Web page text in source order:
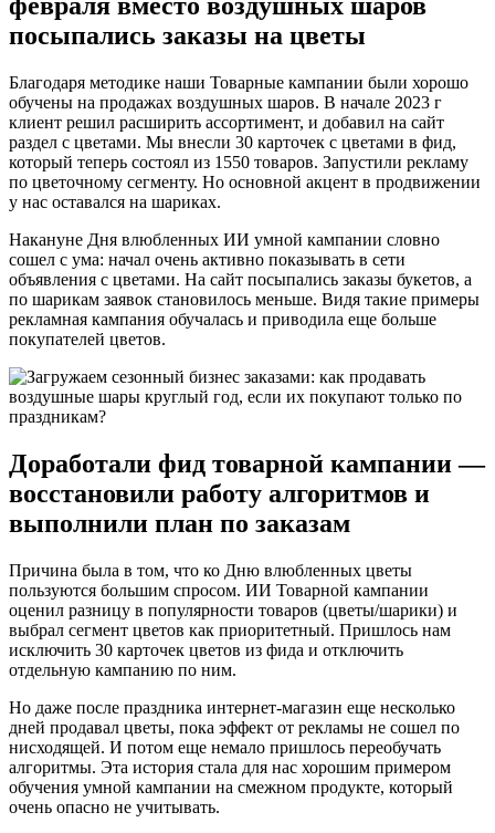
посыпались заказы на цветы
Благодаря методике наши Товарные кампании были хорошо
обучены на продажах воздушных шаров. В начале 2023 г
клиент решил расширить ассортимент, и добавил на сайт
раздел с цветами. Мы внесли 30 карточек с цветами в фид,
который теперь состоял из 1550 товаров. Запустили рекламу
по цветочному сегменту. Но основной акцент в продвижении
у нас оставался на шариках.
Накануне Дня влюбленных ИИ умной кампании словно
сошел с ума: начал очень активно показывать в сети
объявления с цветами. На сайт посыпались заказы букетов, а
по шарикам заявок становилось меньше. Видя такие примеры
рекламная кампания обучалась и приводила еще больше
покупателей цветов.
Доработали фид товарной кампании —
восстановили работу алгоритмов и
выполнили план по заказам
Причина была в том, что ко Дню влюбленных цветы
пользуются большим спросом. ИИ Товарной кампании
оценил разницу в популярности товаров (цветы/шарики) и
выбрал сегмент цветов как приоритетный. Пришлось нам
исключить 30 карточек цветов из фида и отключить
отдельную кампанию по ним.
Но даже после праздника интернет-магазин еще несколько
дней продавал цветы, пока эффект от рекламы не сошел по
нисходящей. И потом еще немало пришлось переобучать
алгоритмы. Эта история стала для нас хорошим примером
обучения умной кампании на смежном продукте, который
очень опасно не учитывать.